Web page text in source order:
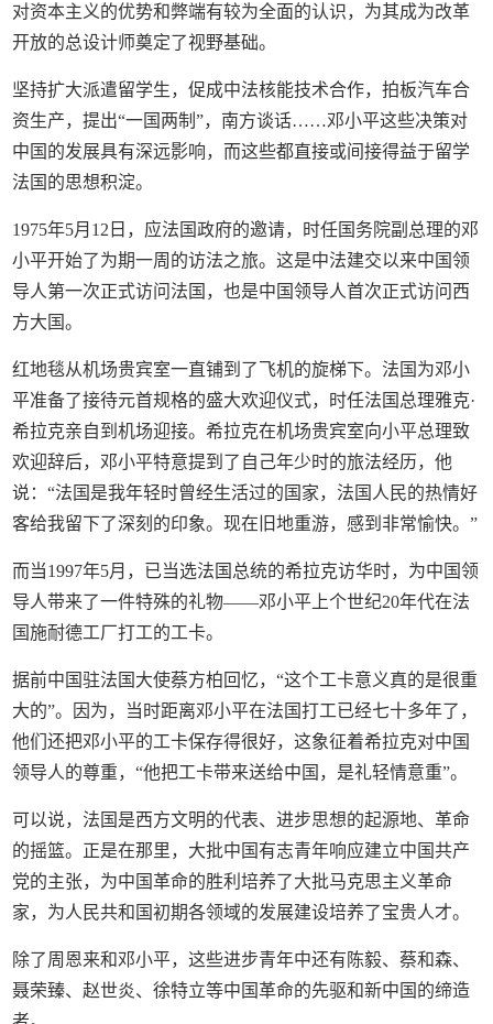
对资本主义的优势和弊端有较为全面的认识，为其成为改革
开放的总设计师奠定了视野基础。
坚持扩大派遣留学生，促成中法核能技术合作，拍板汽车合
资生产，提出“一国两制”，南方谈话……邓小平这些决策对
中国的发展具有深远影响，而这些都直接或间接得益于留学
法国的思想积淀。
1975年5月12日，应法国政府的邀请，时任国务院副总理的邓
小平开始了为期一周的访法之旅。这是中法建交以来中国领
导人第一次正式访问法国，也是中国领导人首次正式访问西
方大国。
红地毯从机场贵宾室一直铺到了飞机的旋梯下。法国为邓小
平准备了接待元首规格的盛大欢迎仪式，时任法国总理雅克·
希拉克亲自到机场迎接。希拉克在机场贵宾室向小平总理致
欢迎辞后，邓小平特意提到了自己年少时的旅法经历，他
说：“法国是我年轻时曾经生活过的国家，法国人民的热情好
客给我留下了深刻的印象。现在旧地重游，感到非常愉快。”
而当1997年5月，已当选法国总统的希拉克访华时，为中国领
导人带来了一件特殊的礼物——邓小平上个世纪20年代在法
国施耐德工厂打工的工卡。
据前中国驻法国大使蔡方柏回忆，“这个工卡意义真的是很重
大的”。因为，当时距离邓小平在法国打工已经七十多年了，
他们还把邓小平的工卡保存得很好，这象征着希拉克对中国
领导人的尊重，“他把工卡带来送给中国，是礼轻情意重”。
可以说，法国是西方文明的代表、进步思想的起源地、革命
的摇篮。正是在那里，大批中国有志青年响应建立中国共产
党的主张，为中国革命的胜利培养了大批马克思主义革命
家，为人民共和国初期各领域的发展建设培养了宝贵人才。
除了周恩来和邓小平，这些进步青年中还有陈毅、蔡和森、
聂荣臻、赵世炎、徐特立等中国革命的先驱和新中国的缔造